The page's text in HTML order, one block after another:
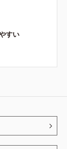
すい